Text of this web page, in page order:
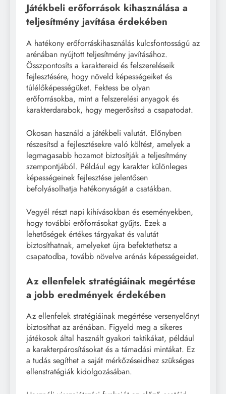
Játékbeli erőforrások kihasználása a
teljesítmény javítása érdekében
A hatékony erőforráskihasználás kulcsfontosságú az
arénában nyújtott teljesítmény javításához.
Összpontosíts a karaktereid és felszereléseik
fejlesztésére, hogy növeld képességeiket és
túlélőképességüket. Fektess be olyan
erőforrásokba, mint a felszerelési anyagok és
karakterdarabok, hogy megerősítsd a csapatodat.
Okosan használd a játékbeli valutát. Előnyben
részesítsd a fejlesztésekre való költést, amelyek a
legmagasabb hozamot biztosítják a teljesítmény
szempontjából. Például egy karakter különleges
képességeinek fejlesztése jelentősen
befolyásolhatja hatékonyságát a csatákban.
Vegyél részt napi kihívásokban és eseményekben,
hogy további erőforrásokat gyűjts. Ezek a
lehetőségek értékes tárgyakat és valutát
biztosíthatnak, amelyeket újra befektethetsz a
csapatodba, tovább növelve arénás képességeidet.
Az ellenfelek stratégiáinak megértése
a jobb eredmények érdekében
Az ellenfelek stratégiáinak megértése versenyelőnyt
biztosíthat az arénában. Figyeld meg a sikeres
játékosok által használt gyakori taktikákat, például
a karakterpárosításokat és a támadási mintákat. Ez
a tudás segíthet a saját mérkőzéseidhez szükséges
ellenstratégiák kidolgozásában.